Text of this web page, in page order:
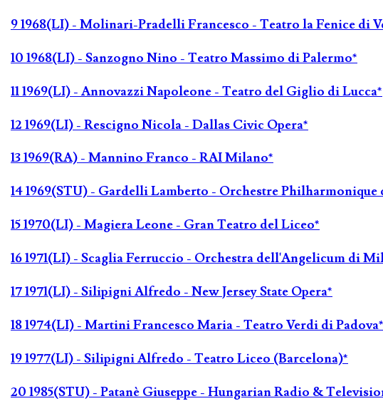
9 1968(LI) - Molinari-Pradelli Francesco - Teatro la Fenice di
10 1968(LI) - Sanzogno Nino - Teatro Massimo di Palermo*
11 1969(LI) - Annovazzi Napoleone - Teatro del Giglio di Lucca*
12 1969(LI) - Rescigno Nicola - Dallas Civic Opera*
13 1969(RA) - Mannino Franco - RAI Milano*
14 1969(STU) - Gardelli Lamberto - Orchestre Philharmonique
15 1970(LI) - Magiera Leone - Gran Teatro del Liceo*
16 1971(LI) - Scaglia Ferruccio - Orchestra dell'Angelicum di
17 1971(LI) - Silipigni Alfredo - New Jersey State Opera*
18 1974(LI) - Martini Francesco Maria - Teatro Verdi di Padova*
19 1977(LI) - Silipigni Alfredo - Teatro Liceo (Barcelona)*
20 1985(STU) - Patanè Giuseppe - Hungarian Radio &